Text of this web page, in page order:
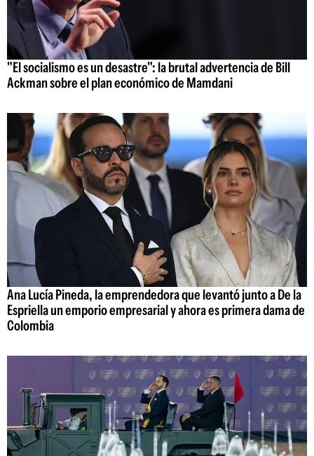
"El socialismo es un desastre": la brutal advertencia de Bill
Ackman sobre el plan económico de Mamdani
Ana Lucía Pineda, la emprendedora que levantó junto a De la
Espriella un emporio empresarial y ahora es primera dama de
Colombia